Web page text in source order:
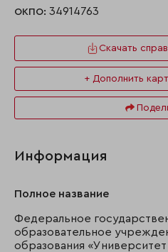
ОКПО: 34914763
Скачать
+ Дополнить
Информация
Полное название
Федеральное
образовательное
образования